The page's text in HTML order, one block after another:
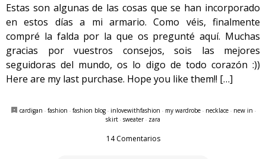
Estas son algunas de las cosas que se han incorporado
en estos días a mi armario. Como véis, finalmente
compré la falda por la que os pregunté aquí. Muchas
gracias por vuestros consejos, sois las mejores
seguidoras del mundo, os lo digo de todo corazón :))
Here are my last purchase. Hope you like them!! […]
cardigan · fashion · fashion blog· inlovewithfashion · my wardrobe· necklace· new in ·
skirt · sweater· zara
14 Comentarios